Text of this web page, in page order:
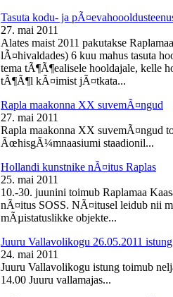
Tasuta kodu- ja
27. mai 2011
Alates maist 2011 pakutakse
lÃ¤hivaldades) 6 kuu mahus tasuta
tema tÃ¶Ã¶ealisele hooldajale, kelle
tÃ¶Ã¶l kÃ¤imist jÃ¤tkata...
Rapla maakonna XX suvemÃ¤ngud
27. mai 2011
Rapla maakonna XX suvemÃ¤ngud
ÃœhisgÃ¼mnaasiumi staadionil...
Hollandi kunstnike nÃ¤itus Raplas
25. mai 2011
10.-30. juunini toimub Raplamaa
nÃ¤itus SOSS. NÃ¤itusel leidub nii
mÃµistatuslikke objekte...
Juuru Vallavolikogu 26.05.2011 istung
24. mai 2011
Juuru Vallavolikogu istung toimub
14.00 Juuru vallamajas...